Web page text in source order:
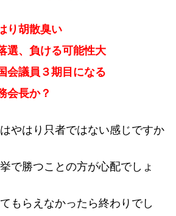
り胡散臭い
選、負ける可能性大
会議員３期目になる
会長か？
やはり只者ではない感じですか
で勝つことの方が心配でしょ
もらえなかったら終わりでし